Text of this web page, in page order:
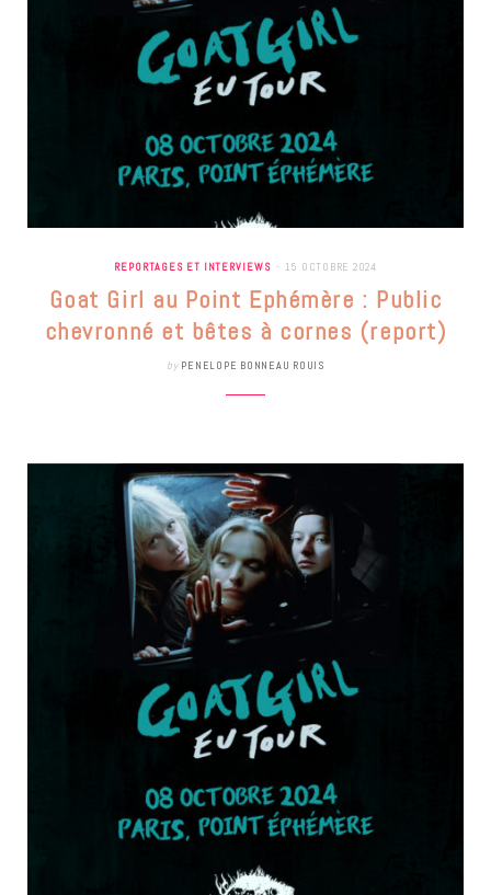
REPORTAGES ET INTERVIEWS 15 OCTOBRE 2024
Goat Girl au Point Ephémère : Public
chevronné et bêtes à cornes (report)
by PENELOPE BONNEAU ROUIS